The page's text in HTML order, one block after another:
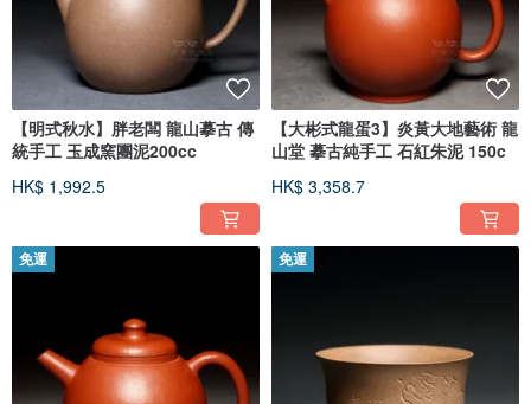
【明式秋水】胖老闆 龍山摹古 傳
統手工 玉成窯團泥200cc
HK$ 1,992.5
【大彬式龍蛋3】炎黃大地藝術 龍
山堂 摹古純手工 石紅朱泥 150c
HK$ 3,358.7
免運 免運